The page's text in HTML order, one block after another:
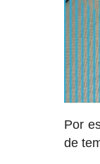
Por
de